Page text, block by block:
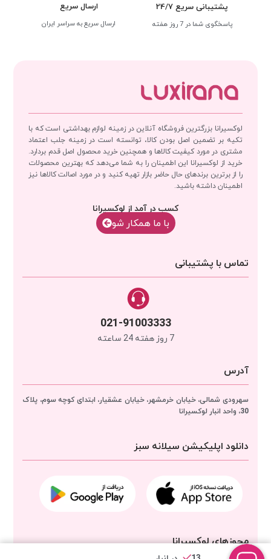
پشتیبانی سریع 24/7
پاسخگوی شما در 7 روز هفته
ارسال سریع
ارسال سریع به سراسر ایران
لوکسیرانا بزرگترین فروشگاه آنلاین در زمینه لوازم بهداشتی است که با
تکیه بر تضمین اصل بودن کالا، توانسته است در زمینه جلب اعتماد
مشتری در مورد کیفیت کالاها و همچنین خرید محصول اصل قدم بردارد.
خرید از لوکسیرانا این اطمینان را به شما می‌دهد که بهترین محصولات
را از برترین برندهای حال حاضر بازار تهیه کنید و در مورد اصالت کالاها نیز
اطمینان داشته باشید.
کسب در آمد از لوکسیرانا
با‌‌ ما همکار شو
تماس با پشتیبانی
021-91003333
7 روز هفته 24 ساعته
آدرس
سهرودی شمالی، خیابان خرمشهر، خیابان عشقیار، ابتدای کوچه سوم، پلاک
30، واحد انبار
لوکسیرانا
دانلود اپلیکیشن سیلانه سبز
مجوزهای لوکسیرانا